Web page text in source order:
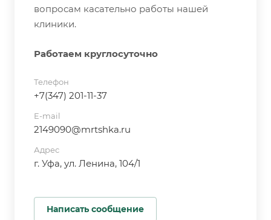
вопросам касательно работы нашей
клиники.
Работаем круглосуточно
Телефон
+7(347) 201-11-37
E-mail
2149090@mrtshka.ru
Адрес
г. Уфа, ул. Ленина, 104/1
Написать сообщение